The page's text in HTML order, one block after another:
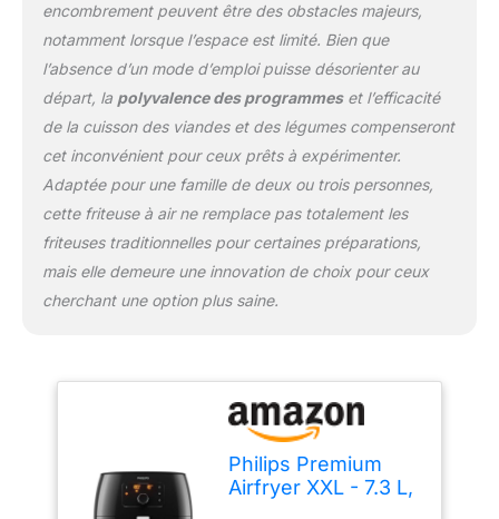
et tendres - La fonction
Fat Removal capture
l'excès de graisse
NETTOYAGE SIMPLE :
friteuse sans huile
Airfryer XXL
Premiumavec pièces
amovibles lavables au
lave-vaisselle pour un
nettoyage simplissime
encombrement peuvent être des obstacles majeurs,
notamment lorsque l’espace est limité. Bien que
l’absence d’un mode d’emploi puisse désorienter au
départ, la polyvalence des programmeset l’efficacité
de la cuisson des viandes et des légumes compenseront
cet inconvénient pour ceux prêts à expérimenter.
Adaptée pour une famille de deux ou trois personnes,
cette friteuse à air ne remplace pas totalement les
friteuses traditionnelles pour certaines préparations,
mais elle demeure une innovation de choix pour ceux
cherchant une option plus saine.
Philips Premium
Airfryer XXL - 7.3 L,